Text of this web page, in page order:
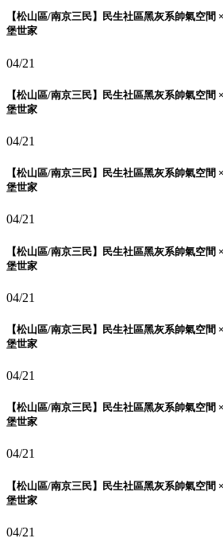
【松山區/南京三民】民生社區黑灰系帥氣空間
堡世家
04/21
【松山區/南京三民】民生社區黑灰系帥氣空間
堡世家
04/21
【松山區/南京三民】民生社區黑灰系帥氣空間
堡世家
04/21
【松山區/南京三民】民生社區黑灰系帥氣空間
堡世家
04/21
【松山區/南京三民】民生社區黑灰系帥氣空間
堡世家
04/21
【松山區/南京三民】民生社區黑灰系帥氣空間
堡世家
04/21
【松山區/南京三民】民生社區黑灰系帥氣空間
堡世家
04/21